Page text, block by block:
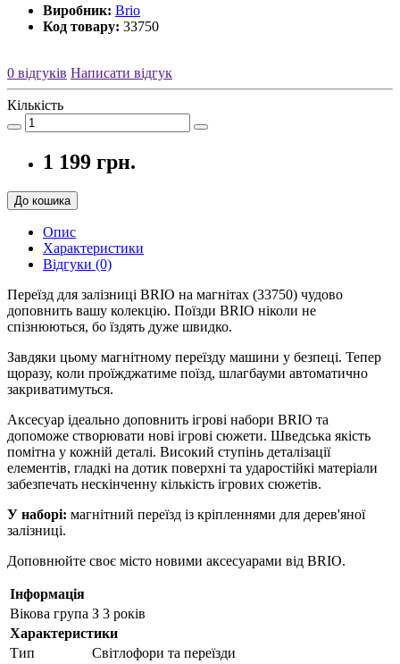
Виробник: Brio
Код товару: 33750
0 відгуків Написати відгук
Кількість
1 199 грн.
До кошика
Опис
Характеристики
Відгуки (0)
Переїзд для залізниці BRIO на магнітах (33750) чудово
доповнить вашу колекцію. Поїзди BRIO ніколи не
спізнюються, бо їздять дуже швидко.
Завдяки цьому магнітному переїзду машини у безпеці. Тепер
щоразу, коли проїжджатиме поїзд, шлагбауми автоматично
закриватимуться.
Аксесуар ідеально доповнить ігрові набори BRIO та
допоможе створювати нові ігрові сюжети. Шведська якість
помітна у кожній деталі. Високий ступінь деталізації
елементів, гладкі на дотик поверхні та ударостійкі матеріали
забезпечать нескінченну кількість ігрових сюжетів.
У наборі: магнітний переїзд із кріпленнями для дерев'яної
залізниці.
Доповнюйте своє місто новими аксесуарами від BRIO.
Інформація
Вікова група З 3 років
Характеристики
Тип
Світлофори та переїзди